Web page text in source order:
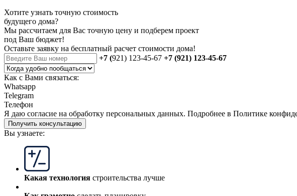
Хотите узнать точную стоимость
будущего дома?
Мы рассчитаем для Вас точную цену и подберем проект
под Ваш бюджет!
Оставьте заявку на бесплатный расчет стоимости дома!
+7 (921) 123-45-67 +7 (921) 123-45-67
Как с Вами связаться:
Whatsapp
Telegram
Телефон
Я даю согласие на обработку персональных данных. Подробнее в Политике
Получить консультацию
Вы узнаете:
Какая технология строительства лучше